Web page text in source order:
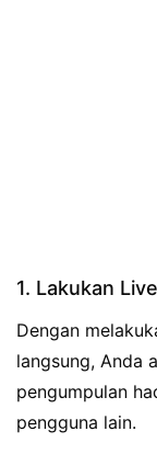
1. Lakukan
Dengan
langsung, Anda
pengumpulan
pengguna lain.